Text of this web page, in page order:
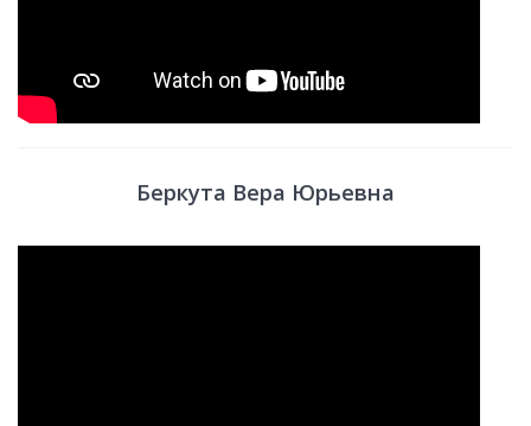
Беркута Вера Юрьевна